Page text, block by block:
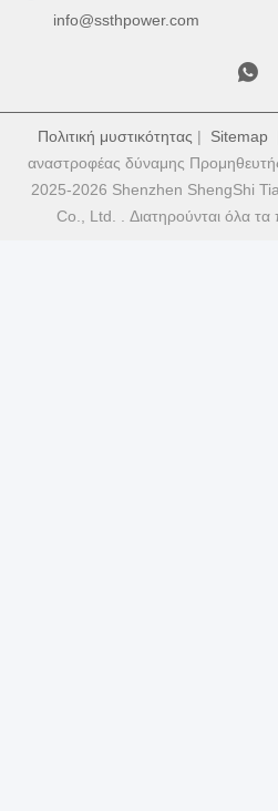
info@ssthpower.com
Πολιτική μυστικότητας | Sitemap
αναστροφέας δύναμης
2025-2026 Shenzhen ShengShi
Co., Ltd. . Διατηρούνται όλα τα